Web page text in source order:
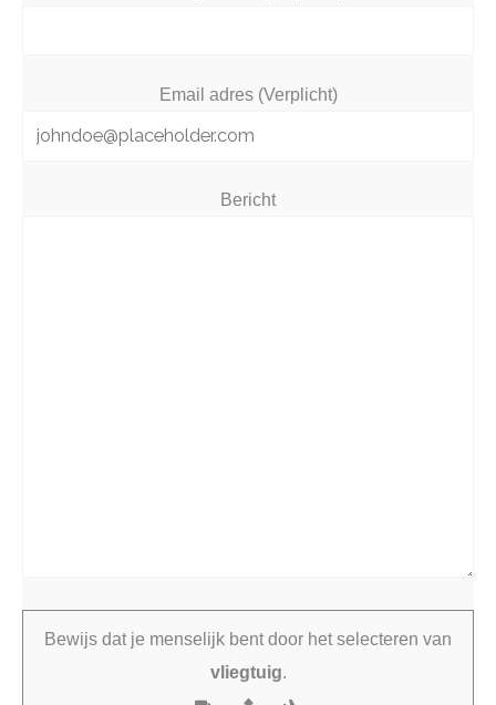
Email adres (Verplicht)
Bericht
Bewijs dat je menselijk bent door het selecteren van
vliegtuig.